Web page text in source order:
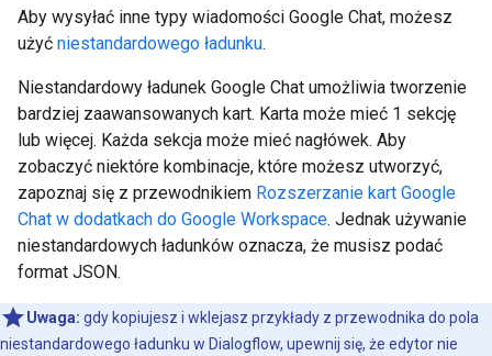
Aby wysyłać inne typy wiadomości Google Chat, możesz
użyć niestandardowego ładunku.
Niestandardowy ładunek Google Chat umożliwia tworzenie
bardziej zaawansowanych kart. Karta może mieć 1 sekcję
lub więcej. Każda sekcja może mieć nagłówek. Aby
zobaczyć niektóre kombinacje, które możesz utworzyć,
zapoznaj się z przewodnikiem Rozszerzanie kart Google
Chat w dodatkach do Google Workspace. Jednak używanie
niestandardowych ładunków oznacza, że musisz podać
format JSON.
Uwaga: gdy kopiujesz i wklejasz przykłady z przewodnika do pola
niestandardowego ładunku w Dialogflow, upewnij się, że edytor nie